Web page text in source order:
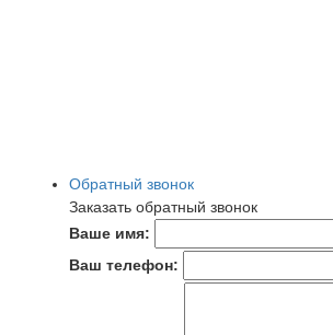
Обратный звонок
Заказать обратный звонок
Ваше имя:
Ваш телефон: